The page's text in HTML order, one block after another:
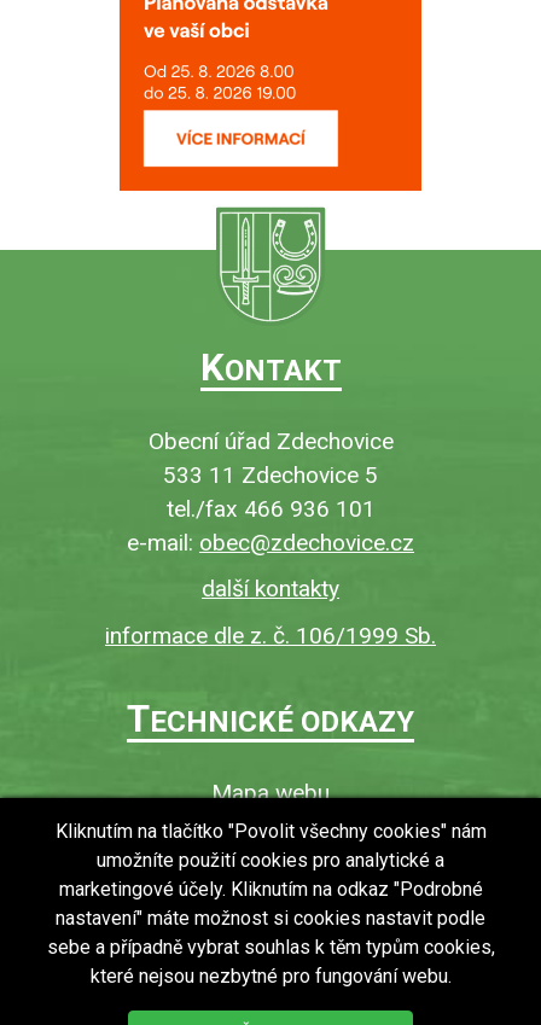
KONTAKT
Obecní úřad Zdechovice
533 11 Zdechovice 5
tel./fax 466 936 101
e-mail: obec@zdechovice.cz
další kontakty
informace dle z. č. 106/1999 Sb.
TECHNICKÉ ODKAZY
Mapa webu
O webu
Povinně zveřejňované informace
Ochrana osobních údajů (GDPR)
Vyhledávání
RSS
Kliknutím na tlačítko "Povolit všechny cookies" nám
umožníte použití cookies pro analytické a
marketingové účely. Kliknutím na odkaz "Podrobné
nastavení" máte možnost si cookies nastavit podle
sebe a případně vybrat souhlas k těm typům cookies,
které nejsou nezbytné pro fungování webu.